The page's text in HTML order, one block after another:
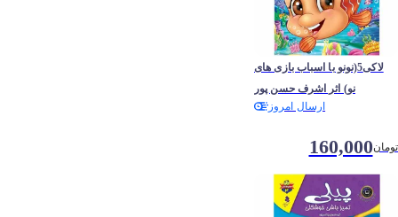
لاکی5(نونو با اسباب بازی های
نو) اثر اشرف حسن پور
ارسال امروز
160,000تومان